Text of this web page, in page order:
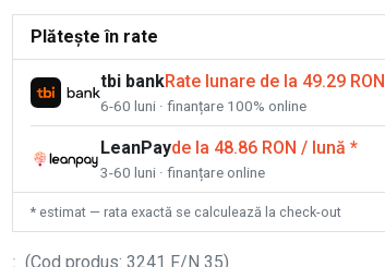
Plătește în rate
tbi bankRate lunare de la 49.29 RON
6-60 luni · finanțare 100% online
LeanPayde la 48.86 RON / lună *
3-60 luni · finanțare online
* estimat — rata exactă se calculează la check-out
: (Cod produs: 3241 F/N 35)